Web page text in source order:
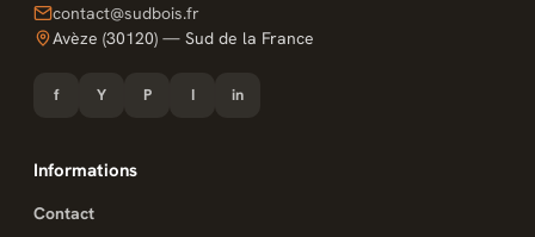
contact@sudbois.fr
Avèze (30120) — Sud de la France
f Y P I in
Informations
Contact